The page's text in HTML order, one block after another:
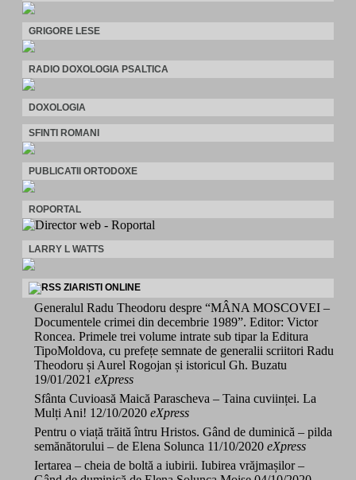
GRIGORE LESE
RADIO DOXOLOGIA PSALTICA
DOXOLOGIA
SFINTI ROMANI
PUBLICATII ORTODOXE
ROPORTAL
LARRY L WATTS
ZIARISTI ONLINE
Generalul Radu Theodoru despre “MÂNA MOSCOVEI –
Documentele crimei din decembrie 1989”. Editor: Victor
Roncea. Primele trei volume intrate sub tipar la Editura
TipoMoldova, cu prefețe semnate de generalii scriitori Radu
Theodoru și Aurel Rogojan și istoricul Gh. Buzatu
19/01/2021 eXpress
Sfânta Cuvioasă Maică Parascheva – Taina cuviinței. La
Mulți Ani! 12/10/2020 eXpress
Pentru o viață trăită întru Hristos. Gând de duminică – pilda
semănătorului – de Elena Solunca 11/10/2020 eXpress
Iertarea – cheia de boltă a iubirii. Iubirea vrăjmașilor –